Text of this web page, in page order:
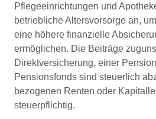
Pflegeeinrichtungen und
betriebliche Altersvorsorge an,
eine höhere finanzielle
ermöglichen. Die Beiträge
Direktversicherung, einer
Pensionsfonds sind steuerlich
bezogenen Renten oder
steuerpflichtig.